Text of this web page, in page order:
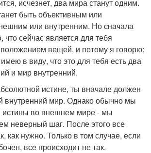
исчезнет, два мира станут одним.
быть объективным или
или внутренним. Но сначала
что сейчас является для тебя
вещей, и потому я говорю:
в виду, что это для тебя есть два
и мир внутренний.
истине, ты вначале должен
внутренний мир. Однако обычно мы
истины во внешнем мире - мы
неверный шаг. После этого все
как нужно. Только в том случае, если
все происходит не так.